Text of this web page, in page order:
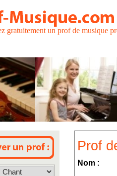
gratuitement un prof de musique
Prof
Nom :